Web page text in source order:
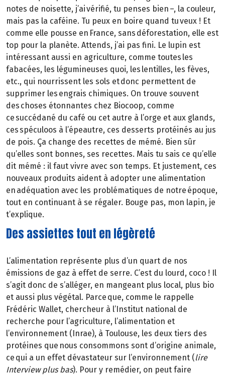
notes de noisette, j’ai vérifié, tu penses bien –, la couleur,
mais pas la caféine. Tu peux en boire quand tu veux ! Et
comme elle pousse en France, sans déforestation, elle est
top pour la planète. Attends, j’ai pas fini. Le lupin est
intéressant aussi en agriculture, comme toutes les
fabacées, les légumineuses quoi, les lentilles, les fèves,
etc., qui nourrissent les sols et donc permettent de
supprimer les engrais chimiques. On trouve souvent
des choses étonnantes chez Biocoop, comme
ce succédané du café ou cet autre à l’orge et aux glands,
ces spéculoos à l’épeautre, ces desserts protéinés au jus
de pois. Ça change des recettes de mémé. Bien sûr
qu’elles sont bonnes, ses recettes. Mais tu sais ce qu’elle
dit mémé : il faut vivre avec son temps. Et justement, ces
nouveaux produits aident à adopter une alimentation
en adéquation avec les problématiques de notre époque,
tout en continuant à se régaler. Bouge pas, mon lapin, je
t’explique.
Des assiettes tout en légèreté
L’alimentation représente plus d’un quart de nos
émissions de gaz à effet de serre. C’est du lourd, coco ! Il
s’agit donc de s’alléger, en mangeant plus local, plus bio
et aussi plus végétal. Parce que, comme le rappelle
Frédéric Wallet, chercheur à l’Institut national de
recherche pour l’agriculture, l’alimentation et
l’environnement (Inrae), à Toulouse, les deux tiers des
protéines que nous consommons sont d’origine animale,
ce qui a un effet dévastateur sur l’environnement (lire
Interview plus bas). Pour y remédier, on peut faire